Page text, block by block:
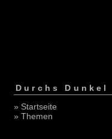
Durchs Dunkel
» Startseite
» Themen